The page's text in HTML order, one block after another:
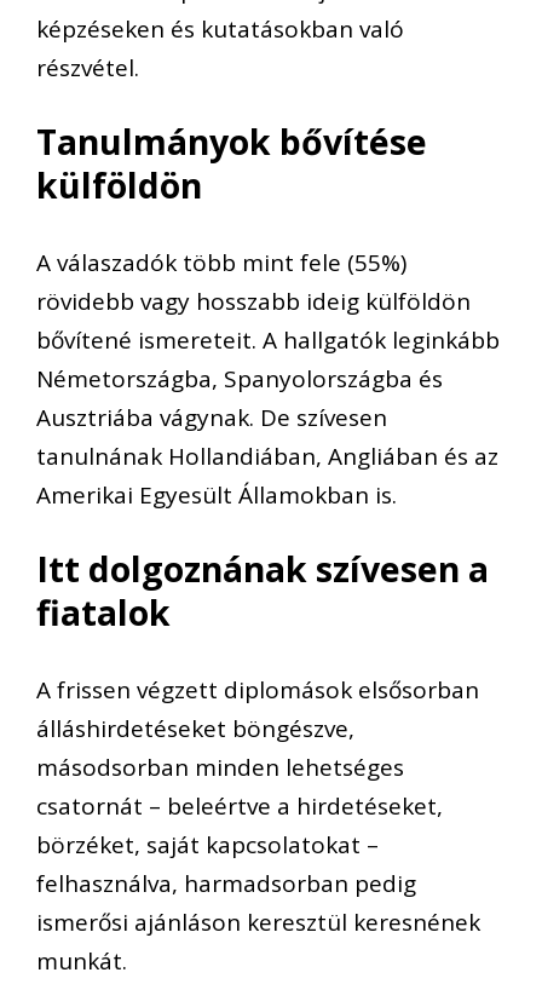
képzéseken és kutatásokban való
részvétel.
Tanulmányok bővítése
külföldön
Aválaszadók több mint fele (55%)
rövidebb vagy hosszabb ideig külföldön
bővítené ismereteit. A hallgatók leginkább
Németországba, Spanyolországba és
Ausztriába vágynak. De szívesen
tanulnának Hollandiában, Angliában és az
Amerikai Egyesült Államokban is.
Itt dolgoznának szívesen a
fiatalok
A frissen végzett diplomások elsősorban
álláshirdetéseket böngészve,
másodsorban minden lehetséges
csatornát – beleértve a hirdetéseket,
börzéket, saját kapcsolatokat –
felhasználva, harmadsorban pedig
ismerősi ajánláson keresztül keresnének
munkát.